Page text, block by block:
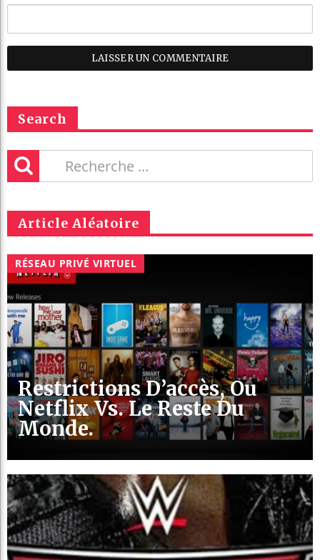
Search
Article Aléatoire
RÉSEAU PRIVÉ VIRTUEL
Restrictions D’accès, Ou
Netflix Vs. Le Reste Du
Monde.